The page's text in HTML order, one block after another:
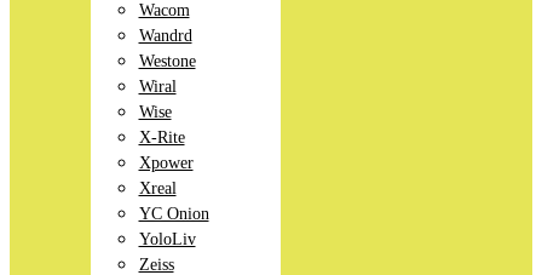
Wacom
Wandrd
Westone
Wiral
Wise
X-Rite
Xpower
Xreal
YC Onion
YoloLiv
Zeiss